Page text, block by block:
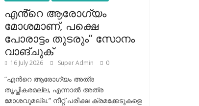
എൻ്റെ ആരോഗ്യം
മോശമാണ്, പക്ഷെ
പോരാട്ടം തുടരും” സോനം
വാങ്ചുക്
16 July 2026 Super Admin 0
“എന്‍റെ ആരോഗ്യം അത്ര
തൃപ്തികരമല്ല, എന്നാൽ അത്ര
മോശവുമല്ല.” നീറ്റ് പരീക്ഷ ക്രമക്കേടുകളെ